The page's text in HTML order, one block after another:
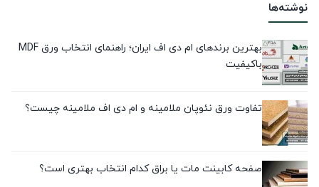
نوشته‌ها
بهترین برندهای ام دی اف ایران؛ راهنمای انتخاب ورق MDF
باکیفیت
تفاوت ورق نئوپان ملامینه و ام دی اف ملامینه چیست؟
صفحه کابینت مات یا براق کدام انتخاب بهتری است؟